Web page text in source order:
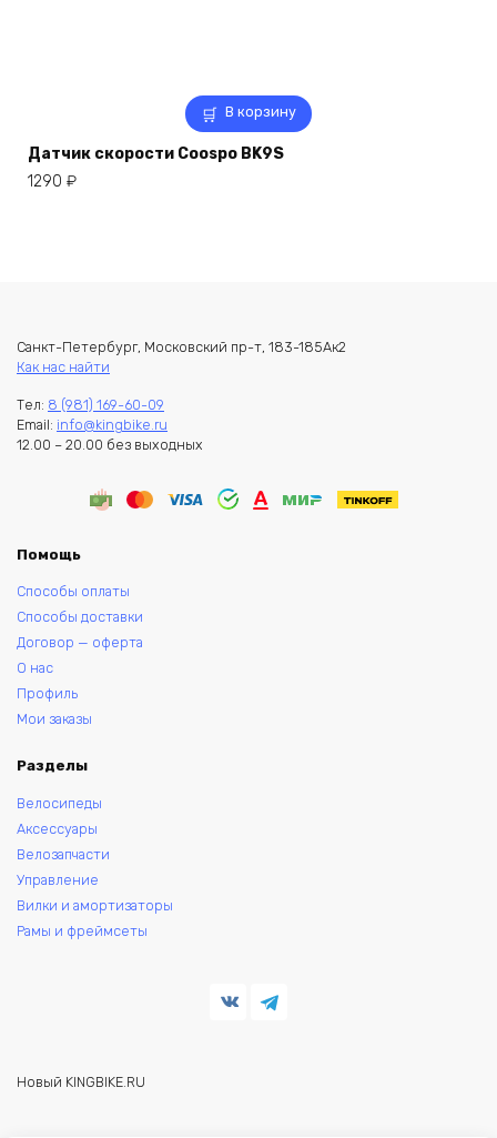
В корзину
Датчик скорости Coospo BK9S
1290 ₽
Санкт-Петербург, Московский пр-т, 183-185Ак2
Как нас найти
Тел: 8 (981) 169-60-09
Email: info@kingbike.ru
12.00 – 20.00 без выходных
Помощь
Способы оплаты
Способы доставки
Договор — оферта
О нас
Профиль
Мои заказы
Разделы
Велосипеды
Аксессуары
Велозапчасти
Управление
Вилки и амортизаторы
Рамы и фреймсеты
Новый KINGBIKE.RU